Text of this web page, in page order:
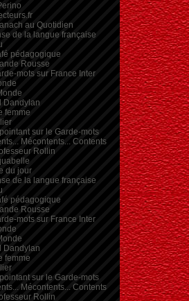
au Quotidien
de la langue française
pédagogique
Rousse
mots sur France Inter
Dandylan
femme
sur le Garde-mots
Mécontents... Contents
Rollin
du jour
de la langue française
pédagogique
Rousse
mots sur France Inter
Dandylan
femme
sur le Garde-mots
Mécontents... Contents
Rollin